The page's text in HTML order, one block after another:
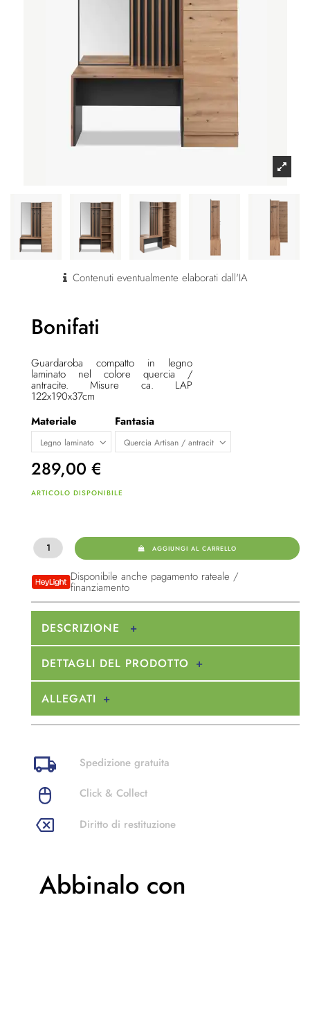
Contenuti eventualmente elaborati dall'IA
Bonifati
Guardaroba compatto in legno
laminato nel colore quercia /
antracite. Misure ca. LAP
122x190x37cm
Materiale
Fantasia
289,00 €
ARTICOLO DISPONIBILE
AGGIUNGI AL CARRELLO
Disponibile anche pagamento rateale /
finanziamento
DESCRIZIONE
DETTAGLI DEL PRODOTTO
ALLEGATI
Spedizione gratuita
Click & Collect
Diritto di restituzione
Abbinalo con